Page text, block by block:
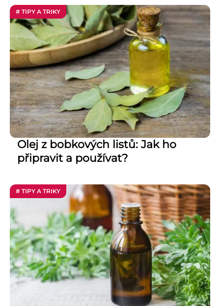
# TIPY A TRIKY
Olej z bobkových listů: Jak ho
připravit a používat?
# TIPY A TRIKY